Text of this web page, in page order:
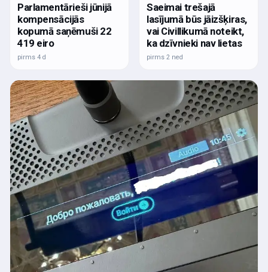
Parlamentārieši jūnijā
kompensācijās
kopumā saņēmuši 22
419 eiro
pirms 4 d
Saeimai trešajā
lasījumā būs jāizšķiras,
vai Civillikumā noteikt,
ka dzīvnieki nav lietas
pirms 2 ned